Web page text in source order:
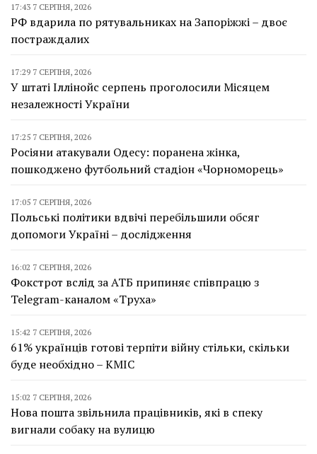
17:43 7 СЕРПНЯ, 2026
РФ вдарила по рятувальниках на Запоріжжі – двоє
постраждалих
17:29 7 СЕРПНЯ, 2026
У штаті Іллінойс серпень проголосили Місяцем
незалежності України
17:25 7 СЕРПНЯ, 2026
Росіяни атакували Одесу: поранена жінка,
пошкоджено футбольний стадіон «Чорноморець»
17:05 7 СЕРПНЯ, 2026
Польські політики вдвічі перебільшили обсяг
допомоги Україні – дослідження
16:02 7 СЕРПНЯ, 2026
Фокстрот вслід за АТБ припиняє співпрацю з
Telegram-каналом «Труха»
15:42 7 СЕРПНЯ, 2026
61% українців готові терпіти війну стільки, скільки
буде необхідно – КМІС
15:02 7 СЕРПНЯ, 2026
Нова пошта звільнила працівників, які в спеку
вигнали собаку на вулицю